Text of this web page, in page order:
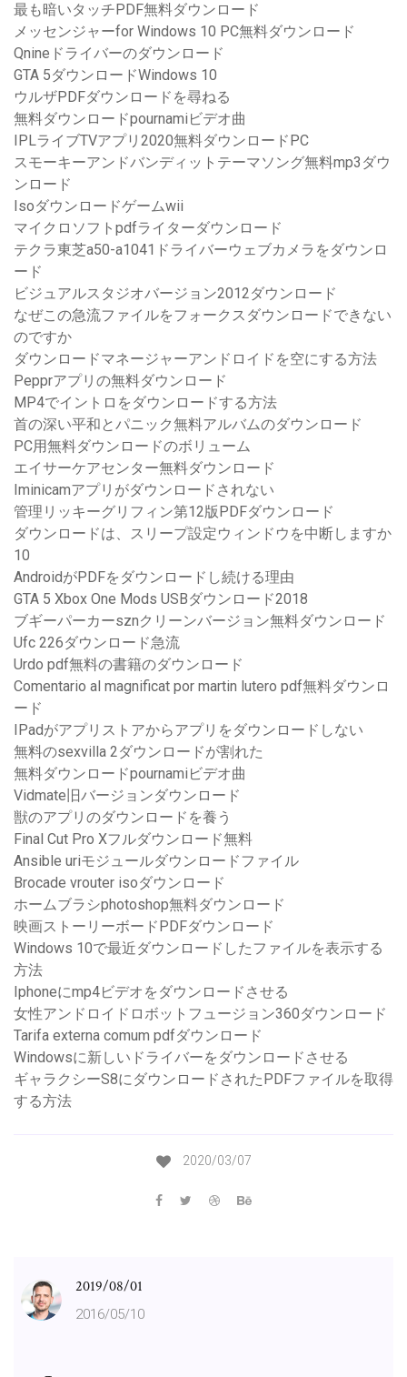
最も暗いタッチPDF無料ダウンロード
メッセンジャーfor Windows 10 PC無料ダウンロード
Qnineドライバーのダウンロード
GTA 5ダウンロードWindows 10
ウルザPDFダウンロードを尋ねる
無料ダウンロードpournamiビデオ曲
IPLライブTVアプリ2020無料ダウンロードPC
スモーキーアンドバンディットテーマソング無料mp3ダウ
ンロード
Isoダウンロードゲームwii
マイクロソフトpdfライターダウンロード
テクラ東芝a50-a1041ドライバーウェブカメラをダウンロ
ード
ビジュアルスタジオバージョン2012ダウンロード
なぜこの急流ファイルをフォークスダウンロードできない
のですか
ダウンロードマネージャーアンドロイドを空にする方法
Pepprアプリの無料ダウンロード
MP4でイントロをダウンロードする方法
首の深い平和とパニック無料アルバムのダウンロード
PC用無料ダウンロードのボリューム
エイサーケアセンター無料ダウンロード
Iminicamアプリがダウンロードされない
管理リッキーグリフィン第12版PDFダウンロード
ダウンロードは、スリープ設定ウィンドウを中断しますか
10
AndroidがPDFをダウンロードし続ける理由
GTA 5 Xbox One Mods USBダウンロード2018
ブギーパーカーsznクリーンバージョン無料ダウンロード
Ufc 226ダウンロード急流
Urdo pdf無料の書籍のダウンロード
Comentario al magnificat por martin lutero pdf無料ダウンロ
ード
IPadがアプリストアからアプリをダウンロードしない
無料のsexvilla 2ダウンロードが割れた
無料ダウンロードpournamiビデオ曲
Vidmate旧バージョンダウンロード
獣のアプリのダウンロードを養う
Final Cut Pro Xフルダウンロード無料
Ansible uriモジュールダウンロードファイル
Brocade vrouter isoダウンロード
ホームブラシphotoshop無料ダウンロード
映画ストーリーボードPDFダウンロード
Windows 10で最近ダウンロードしたファイルを表示する
方法
Iphoneにmp4ビデオをダウンロードさせる
女性アンドロイドロボットフュージョン360ダウンロード
Tarifa externa comum pdfダウンロード
Windowsに新しいドライバーをダウンロードさせる
ギャラクシーS8にダウンロードされたPDFファイルを取得
する方法
2020/03/07
2019/08/01
2016/05/10